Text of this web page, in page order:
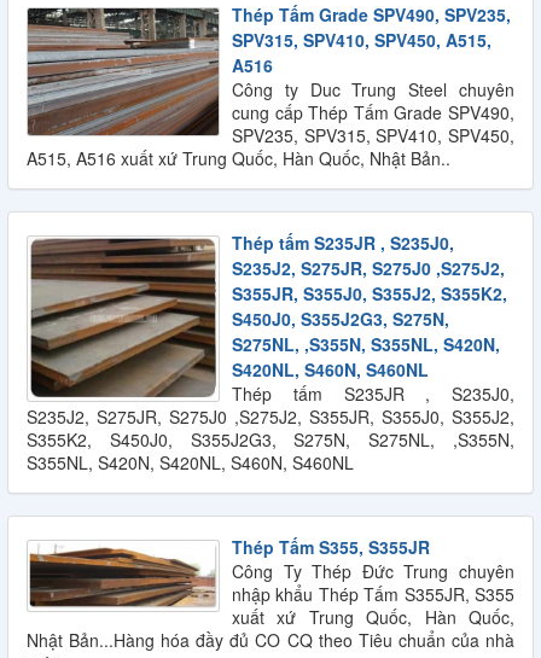
Thép Tấm Grade SPV490, SPV235,
SPV315, SPV410, SPV450, A515,
A516
Công ty Duc Trung Steel chuyên
cung cấp Thép Tấm Grade SPV490,
SPV235, SPV315, SPV410, SPV450,
A515, A516 xuất xứ Trung Quốc, Hàn Quốc, Nhật Bản..
Thép tấm S235JR , S235J0,
S235J2, S275JR, S275J0 ,S275J2,
S355JR, S355J0, S355J2, S355K2,
S450J0, S355J2G3, S275N,
S275NL, ,S355N, S355NL, S420N,
S420NL, S460N, S460NL
Thép tấm S235JR , S235J0,
S235J2, S275JR, S275J0 ,S275J2, S355JR, S355J0, S355J2,
S355K2, S450J0, S355J2G3, S275N, S275NL, ,S355N,
S355NL, S420N, S420NL, S460N, S460NL
Thép Tấm S355, S355JR
Công Ty Thép Đức Trung chuyên
nhập khẩu Thép Tấm S355JR, S355
xuất xứ Trung Quốc, Hàn Quốc,
Nhật Bản...Hàng hóa đầy đủ CO CQ theo Tiêu chuẩn của nhà